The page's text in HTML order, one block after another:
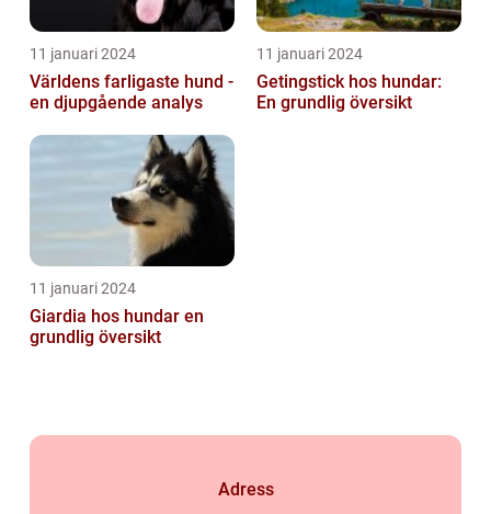
11 januari 2024
Världens farligaste hund -
en djupgående analys
11 januari 2024
Getingstick hos hundar:
En grundlig översikt
11 januari 2024
Giardia hos hundar en
grundlig översikt
Adress